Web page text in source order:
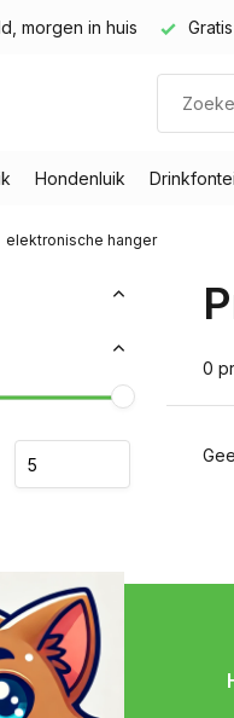
morgen in huis
Hondenluik
elektronische hanger
0